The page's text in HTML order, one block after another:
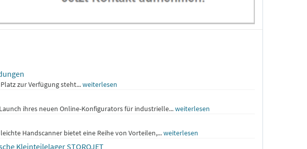
zur Verfügung steht...weiterlesen
ihres neuen Online-Konfigurators für industrielle...weiterlesen
Handscanner bietet eine Reihe von Vorteilen,...weiterlesen
Kleinteilelager STOROJET